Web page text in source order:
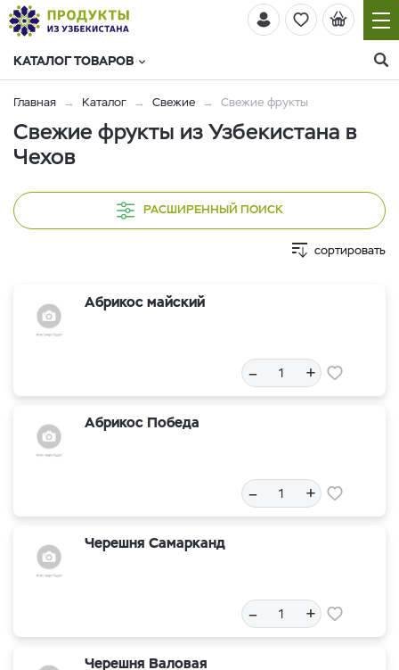
КАТАЛОГ ТОВАРОВ
Главная Каталог Свежие Свежие фрукты
Свежие фрукты из Узбекистана в
Чехов
РАСШИРЕННЫЙ ПОИСК
сортировать
Абрикос майский
– +
Абрикос Победа
– +
Черешня Самарканд
– +
Черешня Валовая